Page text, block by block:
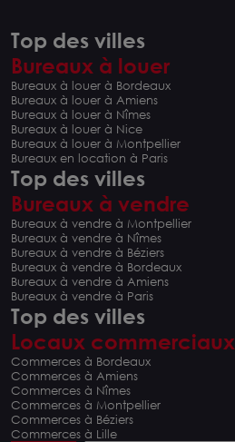
Top des villes
Bureaux à louer
Bureaux à louer à Bordeaux
Bureaux à louer à Amiens
Bureaux à louer à Nîmes
Bureaux à louer à Nice
Bureaux à louer à Montpellier
Bureaux en location à Paris
Top des villes
Bureaux à vendre
Bureaux à vendre à Montpellier
Bureaux à vendre à Nîmes
Bureaux à vendre à Béziers
Bureaux à vendre à Bordeaux
Bureaux à vendre à Amiens
Bureaux à vendre à Paris
Top des villes
Locaux commerciaux
Commerces à Bordeaux
Commerces à Amiens
Commerces à Nîmes
Commerces à Montpellier
Commerces à Béziers
Commerces à Lille